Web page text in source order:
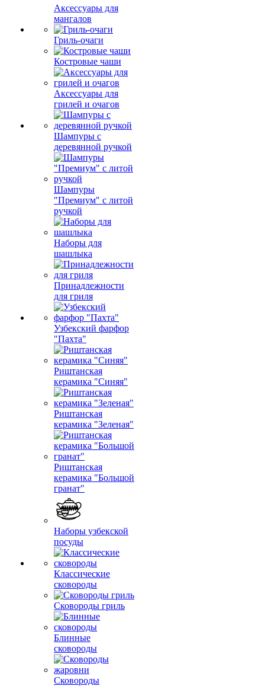
Аксессуары для
мангалов
Гриль-очаги
Костровые чаши
Аксессуары для
грилей и очагов
Шампуры с
деревянной ручкой
Шампуры
"Премиум" с литой
ручкой
Наборы для
шашлыка
Принадлежности
для гриля
Узбекский фарфор
"Пахта"
Риштанская
керамика "Синяя"
Риштанская
керамика "Зеленая"
Риштанская
керамика "Большой
гранат"
Наборы узбекской
посуды
Классические
сковороды
Сковороды гриль
Блинные
сковороды
Сковороды